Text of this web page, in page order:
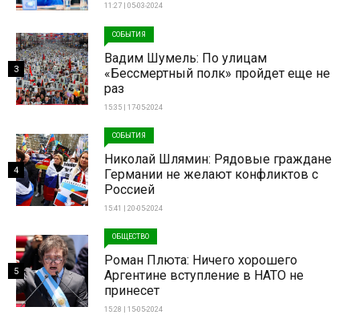
11:27 | 05-03-2024
СОБЫТИЯ
Вадим Шумель: По улицам
«Бессмертный полк» пройдет еще не
раз
15:35 | 17-05-2024
3
СОБЫТИЯ
Николай Шлямин: Рядовые граждане
Германии не желают конфликтов с
Россией
15:41 | 20-05-2024
4
ОБЩЕСТВО
Роман Плюта: Ничего хорошего
Аргентине вступление в НАТО не
принесет
15:28 | 15-05-2024
5